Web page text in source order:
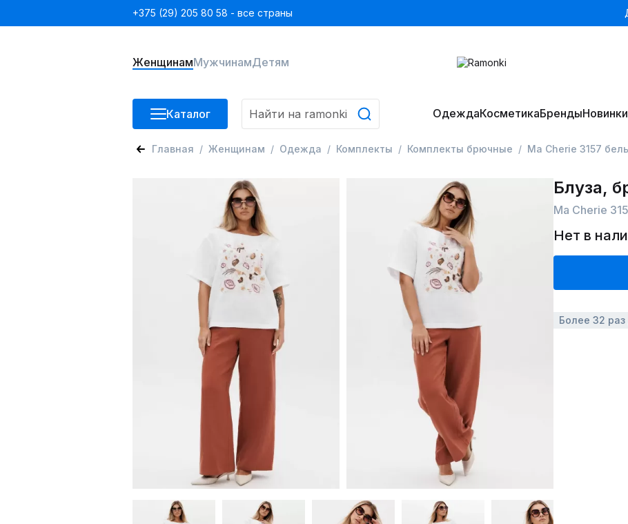
+375 (29) 205 80 58 - все страны
ЖенщинамМужчинамДетям
Каталог ОдеждаКосметикаБрендыНовинки
Главная Женщинам Одежда Комплекты Комплекты брючные Ma Сherie 3157
Блуза,
Ma Сherie
Нет в
Более 32